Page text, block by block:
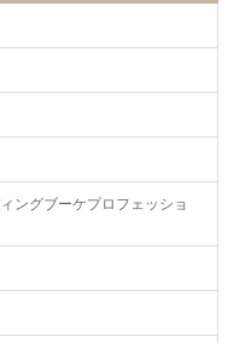
ングブーケプロフェッショ